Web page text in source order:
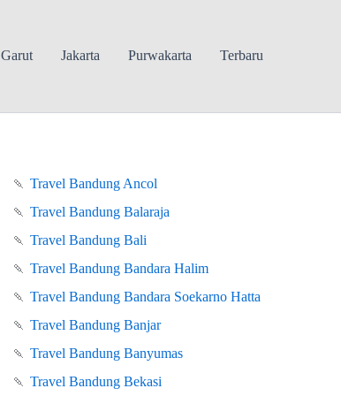
Garut Jakarta Purwakarta Terbaru
🍡 Travel Bandung Ancol
🍡 Travel Bandung Balaraja
🍡 Travel Bandung Bali
🍡 Travel Bandung Bandara Halim
🍡 Travel Bandung Bandara Soekarno Hatta
🍡 Travel Bandung Banjar
🍡 Travel Bandung Banyumas
🍡 Travel Bandung Bekasi